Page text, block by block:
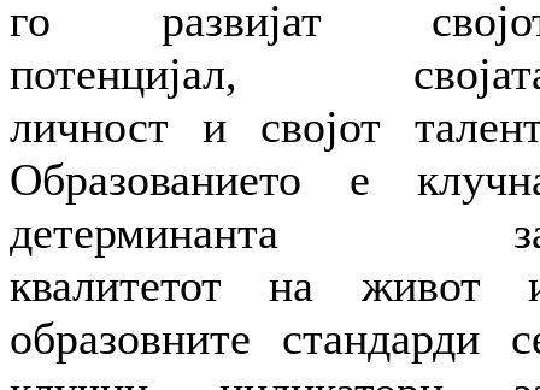
го развијат
потенцијал,
личност и својот
Образованието е
детерминанта
квалитетот на живот
образовните стандарди